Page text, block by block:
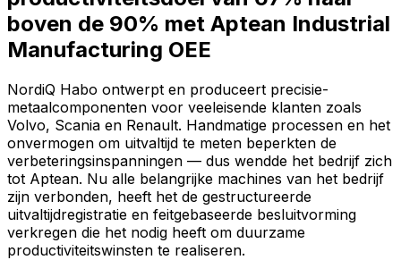
boven de 90% met Aptean Industrial
Manufacturing OEE
NordiQ Habo ontwerpt en produceert precisie-
metaalcomponenten voor veeleisende klanten zoals
Volvo, Scania en Renault. Handmatige processen en het
onvermogen om uitvaltijd te meten beperkten de
verbeteringsinspanningen — dus wendde het bedrijf zich
tot Aptean. Nu alle belangrijke machines van het bedrijf
zijn verbonden, heeft het de gestructureerde
uitvaltijdregistratie en feitgebaseerde besluitvorming
verkregen die het nodig heeft om duurzame
productiviteitswinsten te realiseren.